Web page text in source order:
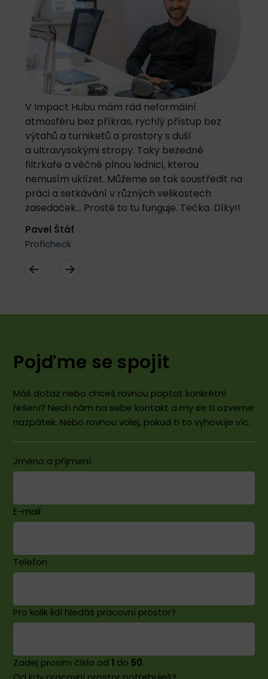
V Impact Hubu mám rád neformální
atmosféru bez příkras, rychlý přístup bez
výtahů a turniketů a prostory s duší
a ultravysokými stropy. Taky bezedné
filtrkafe a věčně plnou lednici, kterou
nemusím uklízet. Můžeme se tak soustředit na
práci a setkávání v různých velikostech
zasedaček... Prostě to tu funguje. Tečka. Díky!!
Pavel Štáf
Proficheck
Pojďme se spojit
Máš dotaz nebo chceš rovnou poptat konkrétní
řešení? Nech nám na sebe kontakt a my se ti ozveme
nazpátek. Nebo rovnou volej, pokud ti to vyhovuje víc.
Jméno a příjmení
E-mail
Telefon
Pro kolik lidí hledáš pracovní prostor?
Zadej prosím číslo od1 do 50.